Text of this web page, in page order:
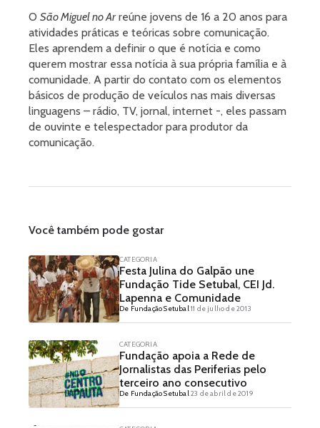
O São Miguel no Arreúne jovens de 16 a 20 anos para
atividades práticas e teóricas sobre comunicação.
Eles aprendem a definir o que é notícia e como
querem mostrar essa notícia à sua própria família e à
comunidade. A partir do contato com os elementos
básicos de produção de veículos nas mais diversas
linguagens – rádio, TV, jornal, internet -, eles passam
de ouvinte e telespectador para produtor da
comunicação.
Você também pode gostar
CATEGORIA
Festa Julina do Galpão une
Fundação Tide Setubal, CEI Jd.
Lapenna e Comunidade
De Fundação Setubal11 de julho de 2013
CATEGORIA
Fundação apoia a Rede de
Jornalistas das Periferias pelo
terceiro ano consecutivo
De Fundação Setubal23 de abril de 2019